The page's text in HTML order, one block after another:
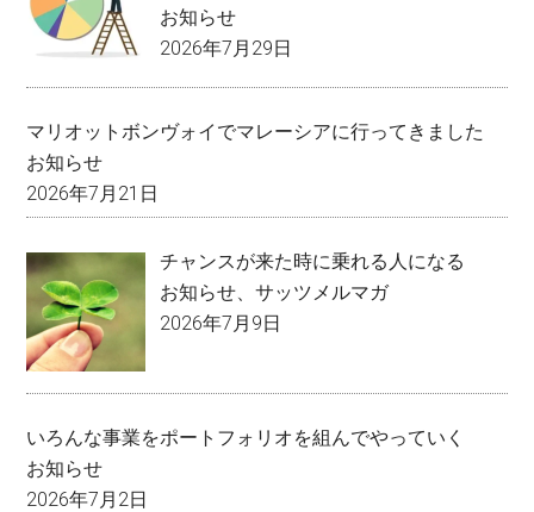
お知らせ
2026年7月29日
マリオットボンヴォイでマレーシアに行ってきました
お知らせ
2026年7月21日
チャンスが来た時に乗れる人になる
お知らせ、サッツメルマガ
2026年7月9日
いろんな事業をポートフォリオを組んでやっていく
お知らせ
2026年7月2日